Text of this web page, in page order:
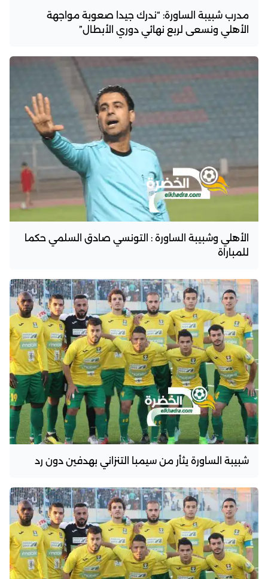
مدرب شبيبة الساورة: “ندرك جيدا صعوبة مواجهة
الأهلي ونسعى لربع نهائي دوري الأبطال”
الأهلي وشبيبة الساورة : التونسي صادق السلمي حكما
للمباراة
شبيبة الساورة يثأر من سيمبا التنزاني بهدفين دون رد